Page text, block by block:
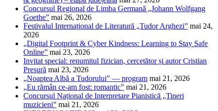
Concursul Regional de Limba Germană „Johann Wolfgang
Goethe” mai 26, 2026
Festivalul Internațional de Literatură „Tudor Arghezi” mai 24,
2026
„Digital Footprint & Cyber Kindness: Learning to Stay Safe
Online” mai 23, 2026
Invitat special: renumitul fizician, cercetător și autor Cristian
Presură mai 23, 2026
„Noaptea Albă a Tudorului” — program mai 21, 2026
„Eu rămân ce-am fost: romantic” mai 21, 2026
Concursul Național de Interpretare Pianistică „Tineri
muzicieni” mai 21, 2026